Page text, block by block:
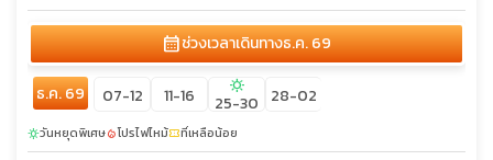
calendar_monthช่วงเวลาเดินทางธ.ค. 69
ธ.ค. 69 07-12 11-16 sunny
25-30 28-02
sunnyวันหยุดพิเศษlocal_fire_departmentโปรไฟไหม้confirmation_numberที่เหลือน้อย